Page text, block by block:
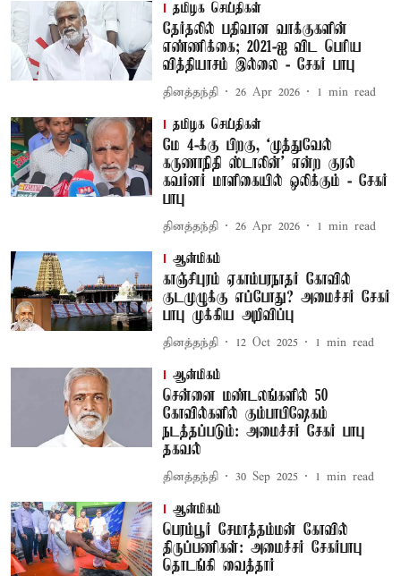
தமிழக செய்திகள்
தேர்தலில் பதிவான வாக்குகளின்
எண்ணிக்கை; 2021-ஐ விட பெரிய
வித்தியாசம் இல்லை - சேகர் பாபு
தினத்தந்தி 26 Apr 2026 1 min read
தமிழக செய்திகள்
மே 4-க்கு பிறகு, ‘முத்துவேல்
கருணாநிதி ஸ்டாலின்’ என்ற குரல்
கவர்னர் மாளிகையில் ஒலிக்கும் - சேகர்
பாபு
தினத்தந்தி 26 Apr 2026 1 min read
ஆன்மிகம்
காஞ்சிபுரம் ஏகாம்பரநாதர் கோவில்
குடமுழுக்கு எப்போது? அமைச்சர் சேகர்
பாபு முக்கிய அறிவிப்பு
தினத்தந்தி 12 Oct 2025 1 min read
ஆன்மிகம்
சென்னை மண்டலங்களில் 50
கோவில்களில் கும்பாபிஷேகம்
நடத்தப்படும்: அமைச்சர் சேகர் பாபு
தகவல்
தினத்தந்தி 30 Sep 2025 1 min read
ஆன்மிகம்
பெரம்பூர் சேமாத்தம்மன் கோவில்
திருப்பணிகள்: அமைச்சர் சேகர்பாபு
தொடங்கி வைத்தார்